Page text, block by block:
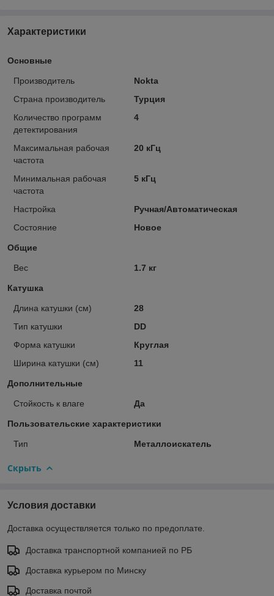
Характеристики
Основные
Производитель
Nokta
Страна производитель
Турция
Количество программ
детектирования
4
Максимальная рабочая
частота
20 кГц
Минимальная рабочая
частота
5 кГц
Настройка
Ручная/Автоматическая
Состояние
Новое
Общие
Вес 1.7 кг
Катушка
Длина катушки (см)
28
Тип катушки
DD
Форма катушки
Круглая
Ширина катушки (см)
11
Дополнительные
Стойкость к влаге Да
Пользовательские характеристики
Тип Металлоискатель
Скрыть
Условия доставки
Доставка осуществляется только по предоплате.
Доставка транспортной компанией по РБ
Доставка курьером по Минску
Доставка почтой